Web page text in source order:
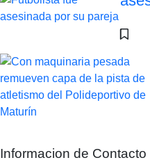
Informacion de Contacto